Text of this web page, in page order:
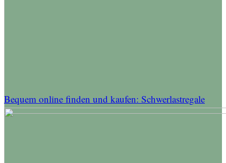
Bequem online finden und kaufen: Schwerlastregale